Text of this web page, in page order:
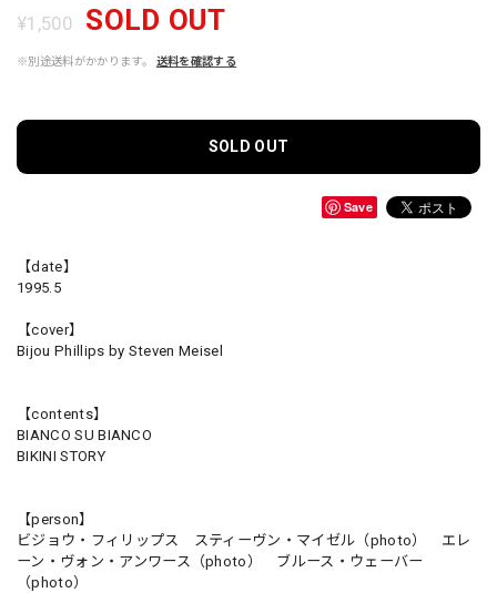
¥1,500 SOLD OUT
※別途送料がかかります。 送料を確認する
SOLD OUT
Save
【date】
1995.5
【cover】
Bijou Phillips by Steven Meisel
【contents】
BIANCO SU BIANCO
BIKINI STORY
【person】
ビジョウ・フィリップス スティーヴン・マイゼル（photo） エレ
ーン・ヴォン・アンワース（photo） ブルース・ウェーバー
（photo）